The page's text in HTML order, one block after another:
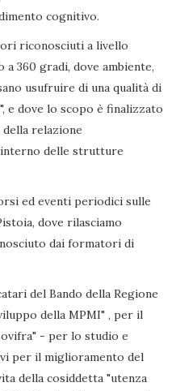
cognitivo.
riconosciuti a livello
360 gradi, dove ambiente,
usufruire di una qualità di
e dove lo scopo è finalizzato
relazione
delle strutture
ed eventi periodici sulle
dove rilasciamo
dai formatori di
del Bando della Regione
della MPMI" , per il
- per lo studio e
per il miglioramento del
della cosiddetta "utenza